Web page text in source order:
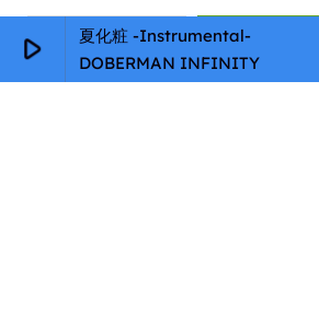
play_arrow
夏化粧 -Instrumental-
DOBERMAN INFINITY
🦊Qui sommes-nous ?
📄
Mentions légales
Paramètres Cookie Tout accepter